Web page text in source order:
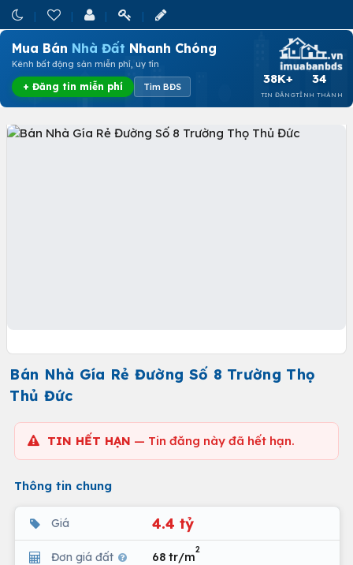
Mua Bán Nhà Đất Nhanh Chóng
Kênh bất động sản miễn phí, uy tín
+ Đăng tin miễn phí Tìm BĐS
38K+
TIN ĐĂNG
34
TỈNH THÀNH
Bán Nhà Gía Rẻ Đường Số 8 Trường Thọ
Thủ Đức
TIN HẾT HẠN — Tin đăng này đã hết hạn.
Thông tin chung
Giá 4.4 tỷ
Đơn giá đất 68 tr/m
2